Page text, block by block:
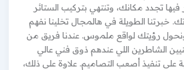
تجدد مكانك، وتنتهي بتركيب الستائر
خبرتنا الطويلة في هالمجال تخلينا نفهم
رؤيتك لواقع ملموس. عندنا فريق من
الشاطرين اللي عندهم ذوق فني عالي
تنفيذ أصعب التصاميم. علاوة على ذلك،